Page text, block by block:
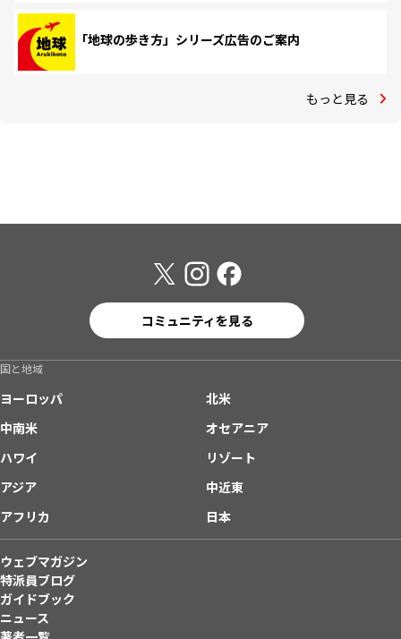
「地球の歩き方」シリーズ広告のご案内
もっと見る
コミュニティを見る
国と地域
ヨーロッパ
北米
中南米
オセアニア
ハワイ
リゾート
アジア
中近東
アフリカ
日本
ウェブマガジン
特派員ブログ
ガイドブック
ニュース